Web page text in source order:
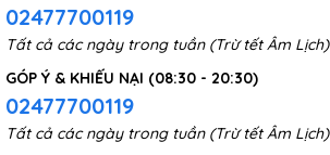
02477700119
Tất cả các ngày trong tuần (Trừ tết Âm Lịch)
GÓP Ý & KHIẾU NẠI (08:30 - 20:30)
02477700119
Tất cả các ngày trong tuần (Trừ tết Âm Lịch)